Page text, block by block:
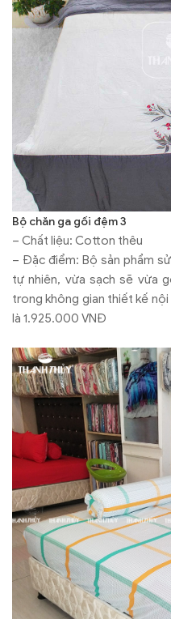
Bộ chăn ga gối đệm 3
– Chất liệu: Cotton thêu
– Đặc điểm: Bộ sản phẩm
tự nhiên, vừa sạch sẽ vừa
trong không gian thiết kế
là 1.925.000 VNĐ